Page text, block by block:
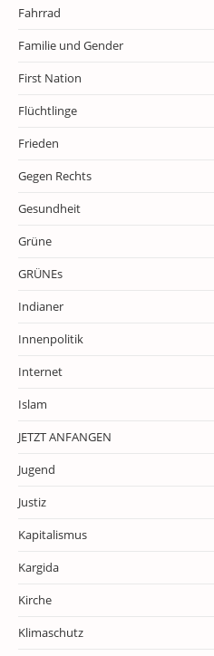
Fahrrad
Familie und Gender
First Nation
Flüchtlinge
Frieden
Gegen Rechts
Gesundheit
Grüne
GRÜNEs
Indianer
Innenpolitik
Internet
Islam
JETZT ANFANGEN
Jugend
Justiz
Kapitalismus
Kargida
Kirche
Klimaschutz